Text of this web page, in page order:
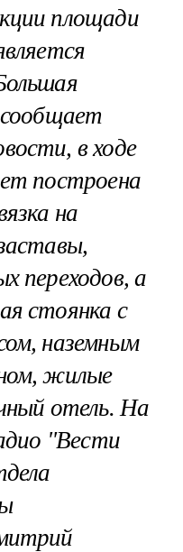
площади
в ходе
построена
на
переходов, а
стоянка с
наземным
жилые
отель. На
"Вести